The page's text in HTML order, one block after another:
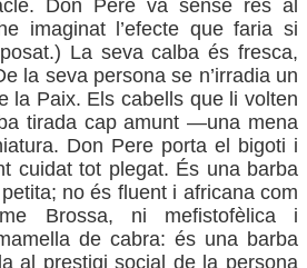
Don Pere va sense res al
imaginat l’efecte que faria si
La seva calba és fresca,
la seva persona se n’irradia un
la Paix. Els cabells que li volten
tirada cap amunt —una mena
Don Pere porta el bigoti i
cuidat tot plegat. És una barba
no és fluent i africana com
Brossa, ni mefistofèlica i
de cabra: és una barba
al prestigi social de la persona